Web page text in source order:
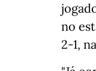
no
2-1,